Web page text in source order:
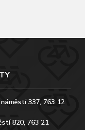
337, 763 12
820, 763 21